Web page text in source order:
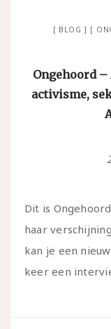
BLOG
Ongehoord
activisme,
Dit is
haar
kan je een
keer een